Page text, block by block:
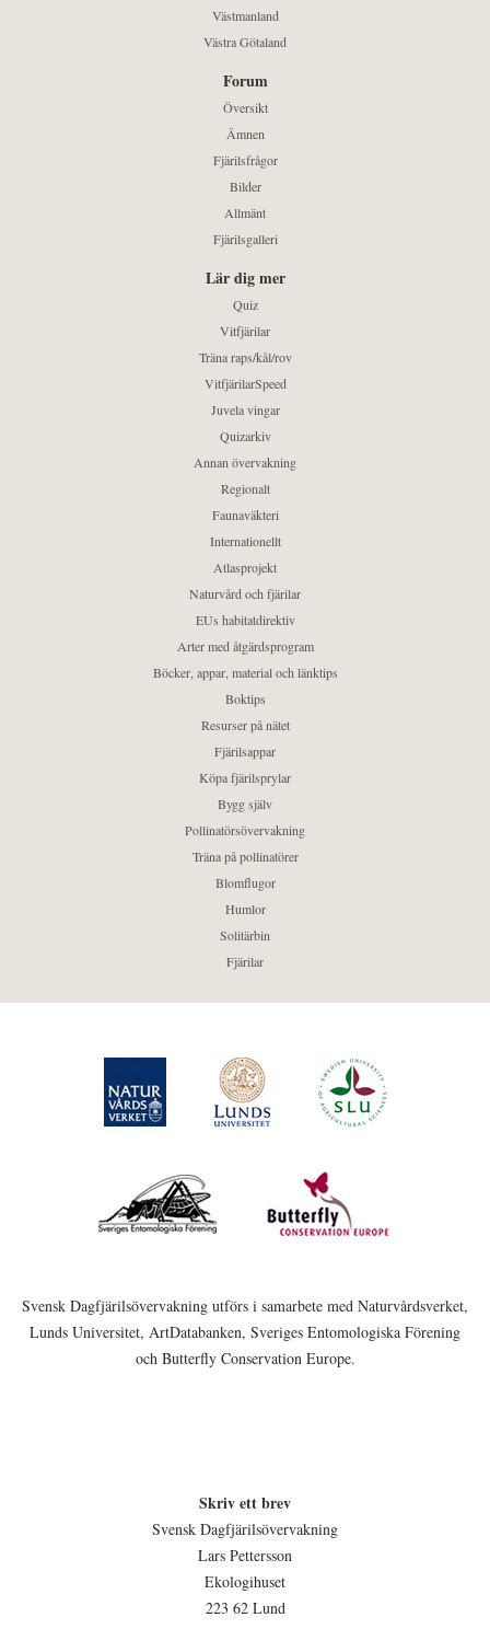
Västmanland
Västra Götaland
Forum
Översikt
Ämnen
Fjärilsfrågor
Bilder
Allmänt
Fjärilsgalleri
Lär dig mer
Quiz
Vitfjärilar
Träna raps/kål/rov
VitfjärilarSpeed
Juvela vingar
Quizarkiv
Annan övervakning
Regionalt
Faunaväkteri
Internationellt
Atlasprojekt
Naturvård och fjärilar
EUs habitatdirektiv
Arter med åtgärdsprogram
Böcker, appar, material och länktips
Boktips
Resurser på nätet
Fjärilsappar
Köpa fjärilsprylar
Bygg själv
Pollinatörsövervakning
Träna på pollinatörer
Blomflugor
Humlor
Solitärbin
Fjärilar
Svensk Dagfjärilsövervakning utförs i samarbete med Naturvårdsverket,
Lunds Universitet, ArtDatabanken, Sveriges Entomologiska Förening
och Butterfly Conservation Europe.
Skriv ett brev
Svensk Dagfjärilsövervakning
Lars Pettersson
Ekologihuset
223 62 Lund